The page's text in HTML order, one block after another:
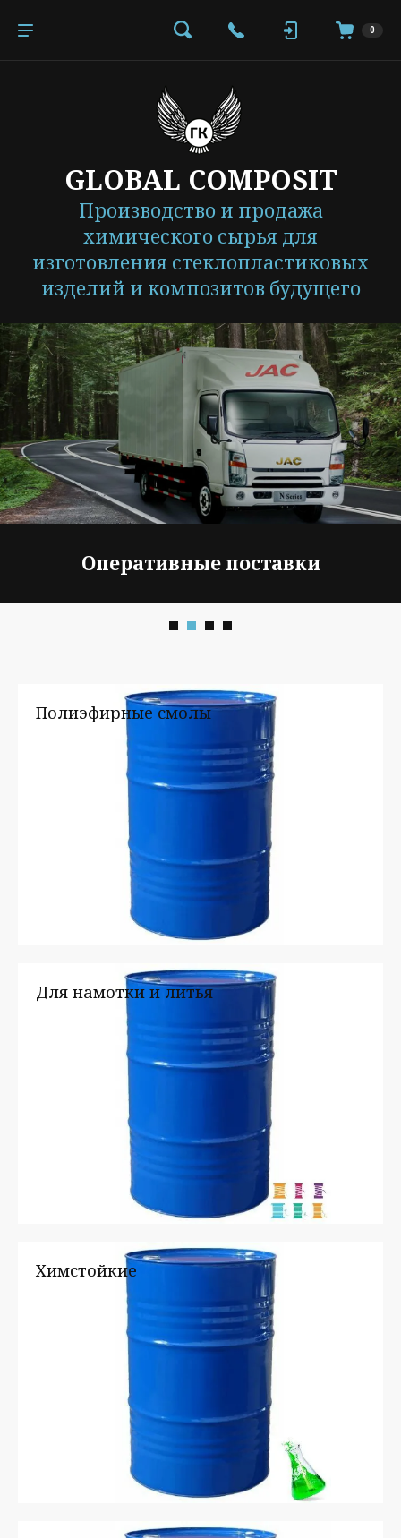
0
GLOBAL COMPOSIT
Производство и продажа
химического сырья для
изготовления стеклопластиковых
изделий и композитов будущего
Конкурентные цены
Полиэфирные смолы
Для намотки и литья
Химстойкие